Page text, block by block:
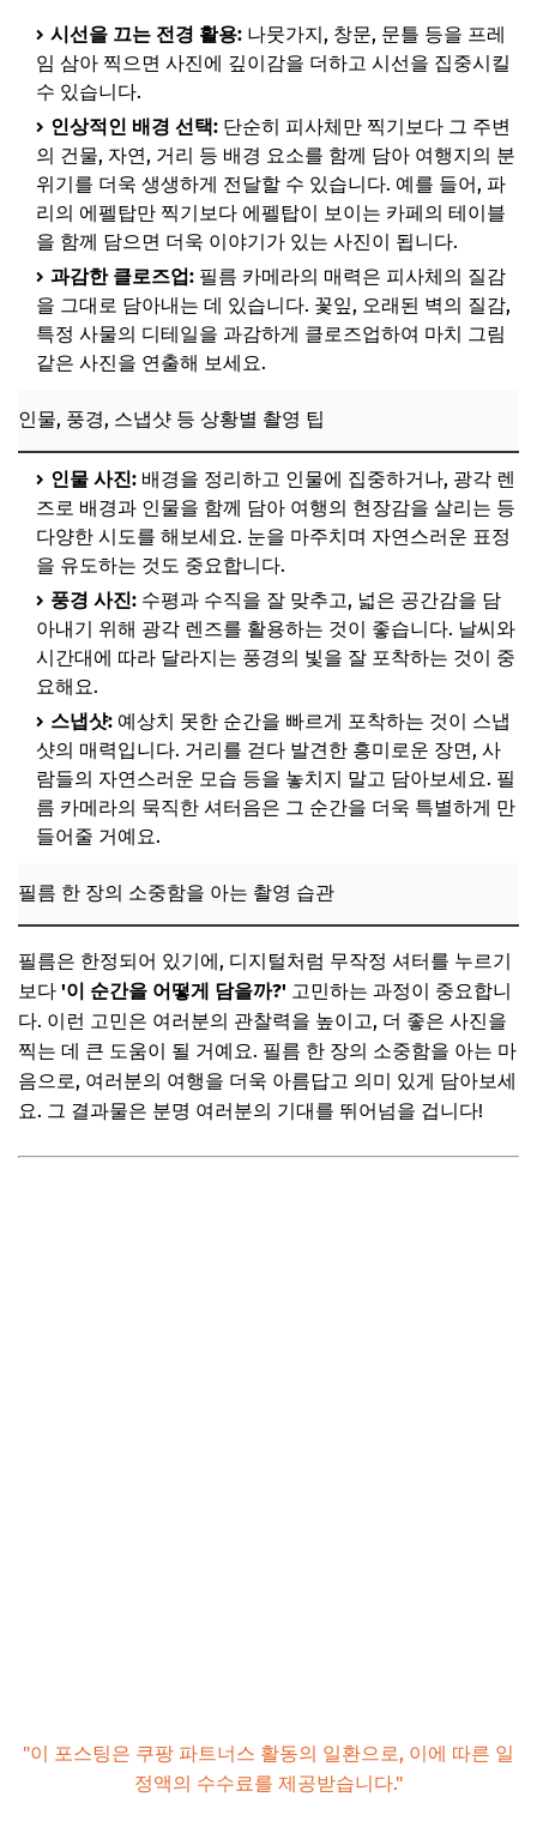
시선을 끄는 전경 활용: 나뭇가지, 창문, 문틀 등을 프레
임 삼아 찍으면 사진에 깊이감을 더하고 시선을 집중시킬
수 있습니다.
인상적인 배경 선택: 단순히 피사체만 찍기보다 그 주변
의 건물, 자연, 거리 등 배경 요소를 함께 담아 여행지의 분
위기를 더욱 생생하게 전달할 수 있습니다. 예를 들어, 파
리의 에펠탑만 찍기보다 에펠탑이 보이는 카페의 테이블
을 함께 담으면 더욱 이야기가 있는 사진이 됩니다.
과감한 클로즈업: 필름 카메라의 매력은 피사체의 질감
을 그대로 담아내는 데 있습니다. 꽃잎, 오래된 벽의 질감,
특정 사물의 디테일을 과감하게 클로즈업하여 마치 그림
같은 사진을 연출해 보세요.
인물, 풍경, 스냅샷 등 상황별 촬영 팁
인물 사진: 배경을 정리하고 인물에 집중하거나, 광각 렌
즈로 배경과 인물을 함께 담아 여행의 현장감을 살리는 등
다양한 시도를 해보세요. 눈을 마주치며 자연스러운 표정
을 유도하는 것도 중요합니다.
풍경 사진: 수평과 수직을 잘 맞추고, 넓은 공간감을 담
아내기 위해 광각 렌즈를 활용하는 것이 좋습니다. 날씨와
시간대에 따라 달라지는 풍경의 빛을 잘 포착하는 것이 중
요해요.
스냅샷: 예상치 못한 순간을 빠르게 포착하는 것이 스냅
샷의 매력입니다. 거리를 걷다 발견한 흥미로운 장면, 사
람들의 자연스러운 모습 등을 놓치지 말고 담아보세요. 필
름 카메라의 묵직한 셔터음은 그 순간을 더욱 특별하게 만
들어줄 거예요.
필름 한 장의 소중함을 아는 촬영 습관
필름은 한정되어 있기에, 디지털처럼 무작정 셔터를 누르기
보다 '이 순간을 어떻게 담을까?' 고민하는 과정이 중요합니
다. 이런 고민은 여러분의 관찰력을 높이고, 더 좋은 사진을
찍는 데 큰 도움이 될 거예요. 필름 한 장의 소중함을 아는 마
음으로, 여러분의 여행을 더욱 아름답고 의미 있게 담아보세
요. 그 결과물은 분명 여러분의 기대를 뛰어넘을 겁니다!
"이 포스팅은 쿠팡 파트너스 활동의 일환으로, 이에 따른 일
정액의 수수료를 제공받습니다."